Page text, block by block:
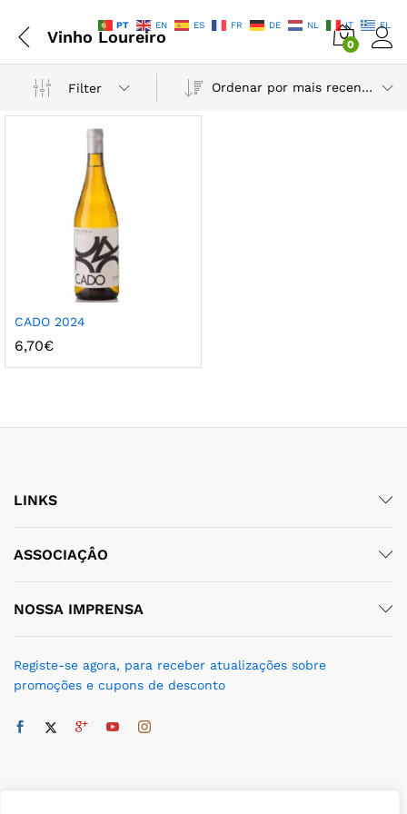
Vinho Loureiro 0
Filter Ordenar por mais recentes
CADO 2024
6,70€
LINKS
ASSOCIAÇÂO
NOSSA IMPRENSA
Registe-se agora, para receber atualizações sobre
promoções e cupons de desconto
PT EN ES FR DE NL IT EL